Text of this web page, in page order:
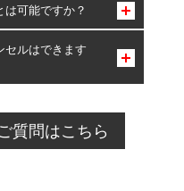
なります。
可能ですか？
です。
に限り、同時にご予約が
セルはできます
ぎている場合のご予約
直接ご予約の店舗まで
質問はこちら